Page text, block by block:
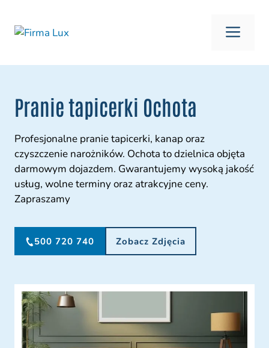
treści
Pranie tapicerki Ochota
Profesjonalne pranie tapicerki, kanap oraz
czyszczenie narożników. Ochota to dzielnica objęta
darmowym dojazdem. Gwarantujemy wysoką jakość
usług, wolne terminy oraz atrakcyjne ceny.
Zapraszamy
500 720 740 Zobacz Zdjęcia